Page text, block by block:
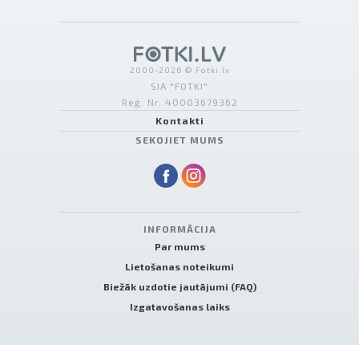
2000-2026 © Fotki.lv
SIA "FOTKI"
Reģ. Nr. 40003679362
Kontakti
SEKOJIET MUMS
INFORMĀCIJA
Par mums
Lietošanas noteikumi
Biežāk uzdotie jautājumi (FAQ)
Izgatavošanas laiks